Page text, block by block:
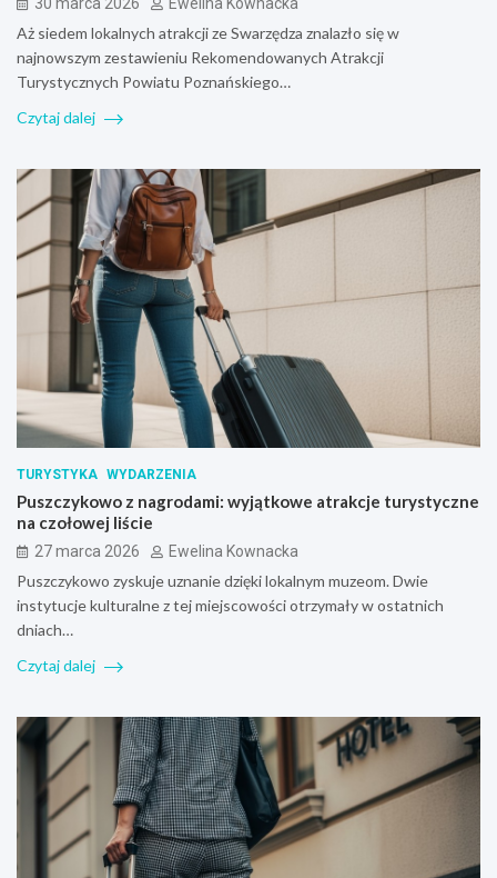
Aż siedem lokalnych atrakcji ze Swarzędza znalazło się w
najnowszym zestawieniu Rekomendowanych Atrakcji
Turystycznych Powiatu Poznańskiego…
Czytaj dalej
TURYSTYKA WYDARZENIA
Puszczykowo z nagrodami: wyjątkowe atrakcje turystyczne
na czołowej liście
27 marca 2026 Ewelina Kownacka
Puszczykowo zyskuje uznanie dzięki lokalnym muzeom. Dwie
instytucje kulturalne z tej miejscowości otrzymały w ostatnich
dniach…
Czytaj dalej